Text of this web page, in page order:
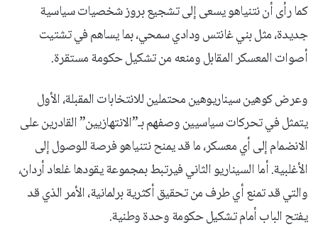
كما رأى أن نتنياهو يسعى إلى تشجيع بروز شخصيات سياسية
جديدة، مثل بني غانتس ودادي سمحي، بما يساهم في تشتيت
أصوات المعسكر المقابل ومنعه من تشكيل حكومة مستقرة.
وعرض كوهين سيناريوهين محتملين للانتخابات المقبلة، الأول
يتمثل في تحركات سياسيين وصفهم بـ”الانتهازيين” القادرين على
الانضمام إلى أي معسكر، ما قد يمنح نتنياهو فرصة للوصول إلى
الأغلبية. أما السيناريو الثاني فيرتبط بمجموعة يقودها غلعاد أردان،
والتي قد تمنع أي طرف من تحقيق أكثرية برلمانية، الأمر الذي قد
يفتح الباب أمام تشكيل حكومة وحدة وطنية.